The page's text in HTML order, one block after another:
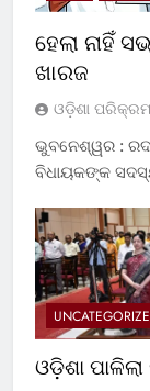
ହେଲା ନାହିଁ
ଖାରଜ
ଓଡ଼ିଶା
ଭୁବନେଶ୍ୱର :
ବିଧାୟକଙ୍କ
ଓଡ଼ିଶା